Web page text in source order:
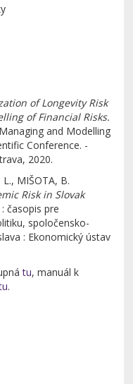
of Longevity Risk
of Financial Risks.
and Modelling
Conference. -
2020.
L., MIŠOTA, B.
Risk in Slovak
časopis pre
spoločensko-
: Ekonomický ústav
tu, manuál k
.